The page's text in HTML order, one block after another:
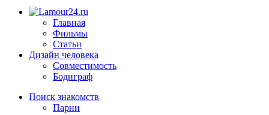
Главная
Фильмы
Статьи
Дизайн человека
Совместимость
Бодиграф
Поиск знакомств
Парни